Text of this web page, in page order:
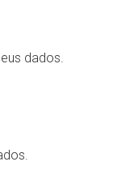
dados.